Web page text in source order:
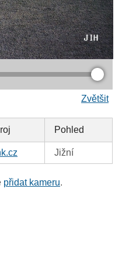
Zvětšit
Pohled
Jižní
přidat kameru.